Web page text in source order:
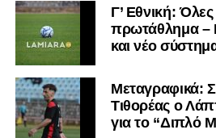
απόκτηση του τερματοφύλακα
Ο 24χρονος τερματοφύλακας
στη Γ’ Εθνική με τον ΠΑΣ Λαμία.
αγωνίστηκε στον Λεβαδειακό,
της Serie D στην Ιταλία, όπως οι
Γ’ Εθνική:
πρωτάθλημα –
και νέο
Μεταγραφικά:
Τιθορέας ο
για το “Διπλό